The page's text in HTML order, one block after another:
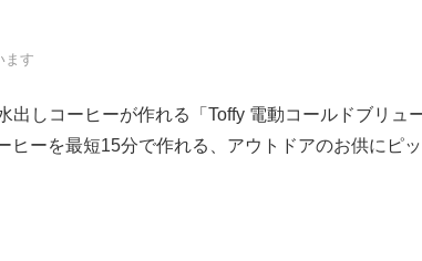
ます
出しコーヒーが作れる「Toffy 電動コールドブリュ
ヒーを最短15分で作れる、アウトドアのお供にピ